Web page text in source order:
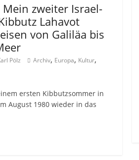
zweiter Israel-
Lahavot
von Galiläa bis
Pölz Archiv, Europa, Kultur,
ersten Kibbutzsommer in
August 1980 wieder in das